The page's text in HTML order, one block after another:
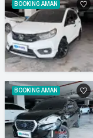
BOOKING AMAN
BOOKING AMAN